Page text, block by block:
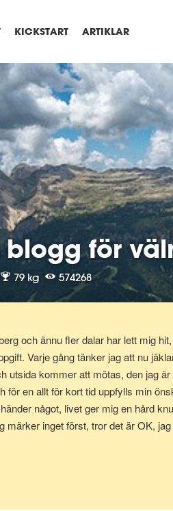
KICKSTART ARTIKLAR
blogg för
79 kg 574268
och ännu fler dalar har lett mig
Varje gång tänker jag att nu
utsida kommer att mötas, den jag
för en allt för kort tid uppfylls min
något, livet ger mig en hård
märker inget först, tror det är OK,